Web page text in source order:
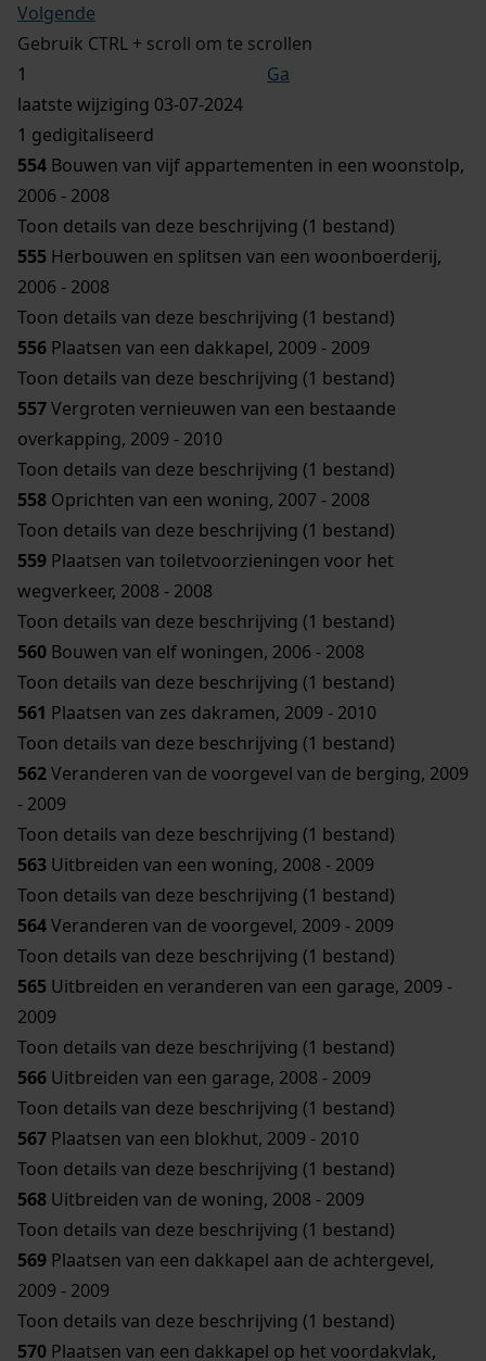
Volgende
Gebruik CTRL + scroll om te scrollen
Ga
laatste wijziging 03-07-2024
1 gedigitaliseerd
554 Bouwen van vijf appartementen in een woonstolp,
2006 - 2008
Toon details van deze beschrijving (1 bestand)
555 Herbouwen en splitsen van een woonboerderij,
2006 - 2008
Toon details van deze beschrijving (1 bestand)
556 Plaatsen van een dakkapel, 2009 - 2009
Toon details van deze beschrijving (1 bestand)
557Vergroten vernieuwen van een bestaande
overkapping, 2009 - 2010
Toon details van deze beschrijving (1 bestand)
558 Oprichten van een woning, 2007 - 2008
Toon details van deze beschrijving (1 bestand)
559 Plaatsen van toiletvoorzieningen voor het
wegverkeer, 2008 - 2008
Toon details van deze beschrijving (1 bestand)
560 Bouwen van elf woningen, 2006 - 2008
Toon details van deze beschrijving (1 bestand)
561 Plaatsen van zes dakramen, 2009 - 2010
Toon details van deze beschrijving (1 bestand)
562Veranderen van de voorgevel van de berging, 2009
- 2009
Toon details van deze beschrijving (1 bestand)
563 Uitbreiden van een woning, 2008 - 2009
Toon details van deze beschrijving (1 bestand)
564Veranderen van de voorgevel, 2009 - 2009
Toon details van deze beschrijving (1 bestand)
565 Uitbreiden en veranderen van een garage, 2009 -
2009
Toon details van deze beschrijving (1 bestand)
566 Uitbreiden van een garage, 2008 - 2009
Toon details van deze beschrijving (1 bestand)
567 Plaatsen van een blokhut, 2009 - 2010
Toon details van deze beschrijving (1 bestand)
568 Uitbreiden van de woning, 2008 - 2009
Toon details van deze beschrijving (1 bestand)
569 Plaatsen van een dakkapel aan de achtergevel,
2009 - 2009
Toon details van deze beschrijving (1 bestand)
570 Plaatsen van een dakkapel op het voordakvlak,